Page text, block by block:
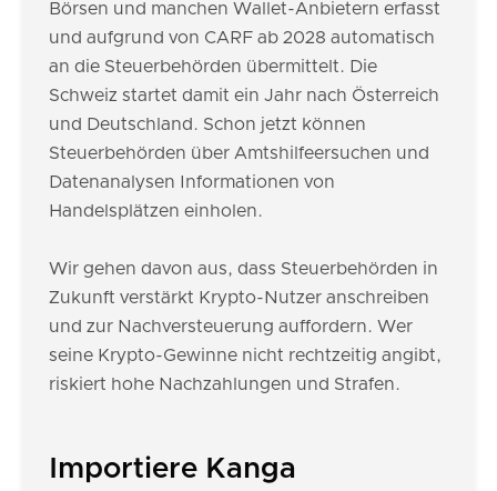
Börsen und manchen Wallet-Anbietern erfasst
und aufgrund von CARF ab 2028 automatisch
an die Steuerbehörden übermittelt. Die
Schweiz startet damit ein Jahr nach Österreich
und Deutschland. Schon jetzt können
Steuerbehörden über Amtshilfeersuchen und
Datenanalysen Informationen von
Handelsplätzen einholen.
Wir gehen davon aus, dass Steuerbehörden in
Zukunft verstärkt Krypto-Nutzer anschreiben
und zur Nachversteuerung auffordern. Wer
seine Krypto-Gewinne nicht rechtzeitig angibt,
riskiert hohe Nachzahlungen und Strafen.
Importiere Kanga